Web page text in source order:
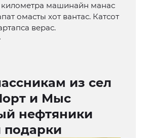
километра машинайн манас
омасты хот вантас. Катсот
верас.
из сел
и Мыс
нефтяники
подарки